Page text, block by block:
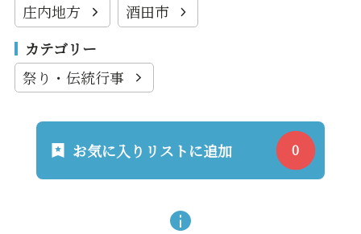
庄内地方
酒田市
カテゴリー
祭り・伝統行事
お気に入りリストに追加